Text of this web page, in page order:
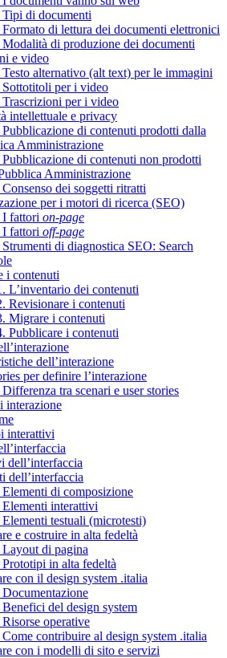
di documenti
di lettura dei documenti elettronici
di produzione dei documenti
e video
alternativo (alt text) per le immagini
Sottotitoli per i video
per i video
intellettuale e privacy
di contenuti prodotti dalla
Amministrazione
di contenuti non prodotti
Amministrazione
dei soggetti ritratti
per i motori di ricerca (SEO)
I fattori on-page
I fattori off-page
di diagnostica SEO: Search
i contenuti
L’inventario dei contenuti
Revisionare i contenuti
Migrare i contenuti
Pubblicare i contenuti
dell’interazione
per definire l’interazione
tra scenari e user stories
interazione
interattivi
dell’interfaccia
dell’interfaccia
di composizione
interattivi
testuali (microtesti)
e costruire in alta fedeltà
di pagina
in alta fedeltà
con il design system .italia
del design system
operative
contribuire al design system .italia
con i modelli di sito e servizi